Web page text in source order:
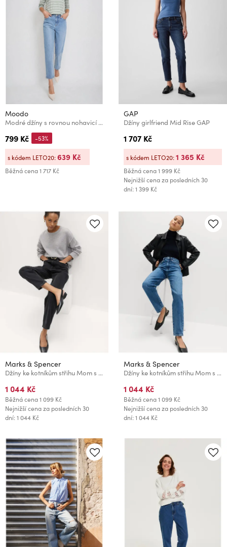
Moodo
Modré džíny s rovnou nohavicí Moodo
799 Kč
Běžná cena1 717 Kč
-53%
s kódem LETO20:639 Kč
GAP
Džíny girlfriend Mid Rise GAP
1 707 Kč
Běžná cena1 999 Kč
Nejnižší cena za posledních 30
dní: 1 399 Kč
s kódem LETO20:1 365 Kč
Marks & Spencer
Džíny ke kotníkům střihu Mom s vysokým pasem Marks & Spencer černá
1 044 Kč
Běžná cena1 099 Kč
Nejnižší cena za posledních 30
dní: 1 044 Kč
Marks & Spencer
Džíny ke kotníkům střihu Mom s vysokým pasem Marks & Spencer námořnická modrá
1 044 Kč
Běžná cena1 099 Kč
Nejnižší cena za posledních 30
dní: 1 044 Kč